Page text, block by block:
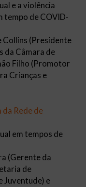
e a violência
tempo de COVID-
Collins (Presidente
da Câmara de
Filho (Promotor
Crianças e
da Rede de
em tempos de
(Gerente da
de
Juventude) e